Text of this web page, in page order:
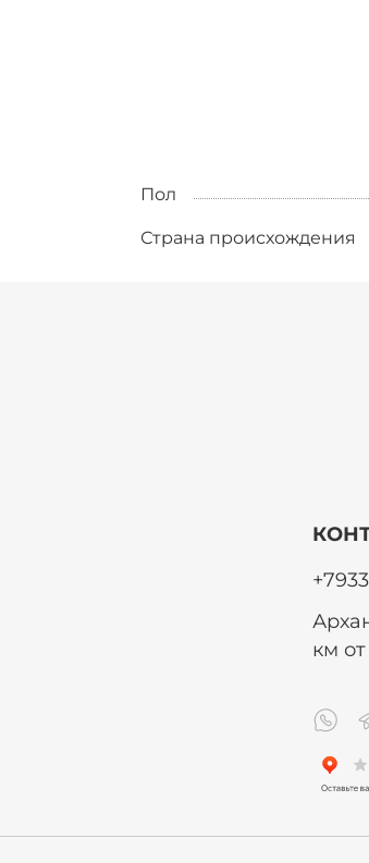
Пол
Страна происхождения
км